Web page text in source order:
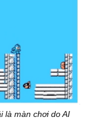
là màn chơi do AI